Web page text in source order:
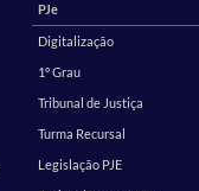
PJe
Digitalização
1º Grau
Tribunal de Justiça
Turma Recursal
Legislação PJE